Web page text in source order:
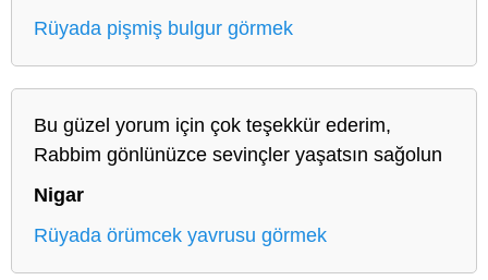
Rüyada pişmiş bulgur görmek
Bu güzel yorum için çok teşekkür ederim,
Rabbim gönlünüzce sevinçler yaşatsın sağolun
Nigar
Rüyada örümcek yavrusu görmek